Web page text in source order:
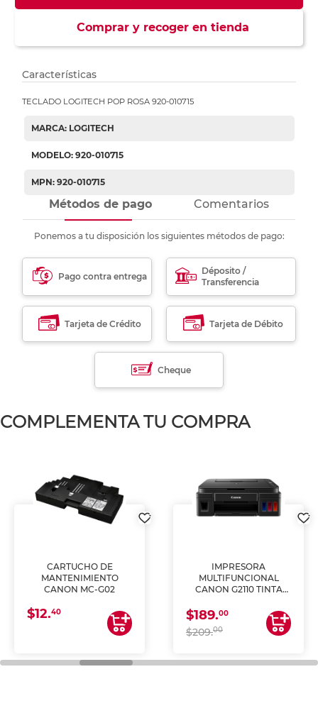
Comprar y recoger en tienda
Características
TECLADO LOGITECH POP ROSA 920-010715
MARCA: LOGITECH
MODELO: 920-010715
MPN: 920-010715
Métodos de pago Comentarios
Ponemos a tu disposición los siguientes métodos de pago:
Pago contra entrega
Déposito /
Transferencia
Tarjeta de Crédito Tarjeta de Débito
Cheque
COMPLEMENTA TU COMPRA
CARTUCHO DE
MANTENIMIENTO
CANON MC-G02
$12.40
IMPRESORA
MULTIFUNCIONAL
CANON G2110 TINTA
$189.00
$209.00